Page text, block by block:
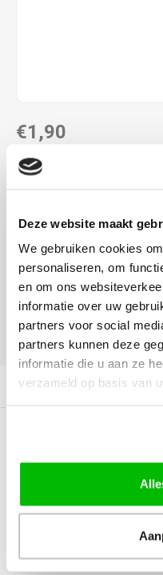
Deze website maakt
We gebruiken cookies
personaliseren, om
en om ons
informatie over uw
partners voor social
partners kunnen deze
informatie die u aan ze
verzameld op basis van
€1,90
DIRECT LEVERBAAR
"DMC COLOUR
EFFECTS " KOOPT,
100% OP HET
DELEN:
Productomschrijving